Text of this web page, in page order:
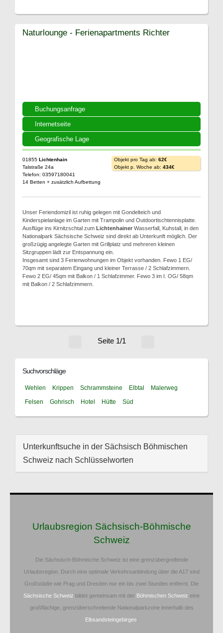
Buchungsanfrage
Internetseite
Geografische Lage
Naturlounge - Ferienapartments Richter
01855 Lichtenhain
Talstraße 24a
Telefon: 03597180041
14 Betten + zusätzlich Aufbettung
Objekt pro Tag ab: 62€
Objekt p. Woche ab: 434€
Unser Feriendomizil ist ruhig gelegen mit Gondelteich und
Kinderspielanlage im Garten mit Trampolin und Outdoortischtennisplatte.
Ausflüge ins Kirnitzschtal zum Lichtenhainer Wasserfall, Kuhstall, in den
Nationalpark Sächsische Schweiz sind direkt ab Unterkunft möglich. Der
großzügig angelegte Garten mit Grillplatz und mehreren kleinen
Sitzgruppen lädt zur Entspannung ein.
Insgesamt sind 3 Ferienwohnungen im Objekt vorhanden. Fewo 1 EG/
70qm mit separatem Eingang und kleiner Terrasse / 2 Schlafzimmern.
Fewo 2 EG/ 45qm mit Balkon / 1 Schlafzimmer. Fewo 3 im I. OG/ 58qm
mit Balkon / 2 Schlafzimmern.
Seite 1/1
Suchvorschläge
Wehlen Krippen Schrammsteine Elbtal
Malerweg
Felsen
Gohrisch Hotel Hütte Süd
Unterkunftsuche in der Sächsisch Böhmischen
Schweiz nach Schlüsselworten
Urlaubsregion Sächsisch-Böhmische
Schweiz
Die Sächsisch-Böhmische Schweiz ist eine grenzübergreifende
Urlaubsregion. Durch eine optimale Verkehrsanbindung über die A17 sind
Großstädte wie Prag und Dresden nur ein bis zwei Stunden entfernt. Die
Sächsische Schweiz bildet gemeinsam mit der Böhmischen Schweiz eine
großflächige, grenzüberschreitende Nationalparkzone innerhalb des
Elbsandsteingebirges